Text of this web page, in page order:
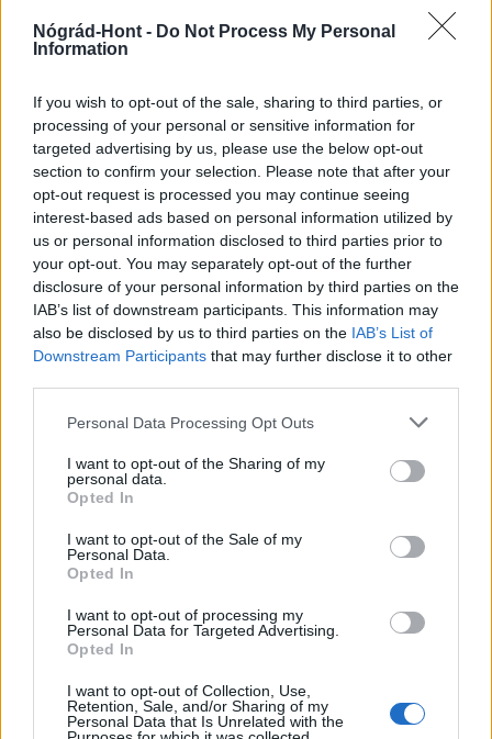
Nógrád-Hont - Do Not Process My Personal
Information
If you wish to opt-out of the sale, sharing to third parties, or
processing of your personal or sensitive information for
targeted advertising by us, please use the below opt-out
section to confirm your selection. Please note that after your
opt-out request is processed you may continue seeing
interest-based ads based on personal information utilized by
us or personal information disclosed to third parties prior to
your opt-out. You may separately opt-out of the further
disclosure of your personal information by third parties on the
IAB’s list of downstream participants. This information may
also be disclosed by us to third parties on the IAB’s List of
Downstream Participants that may further disclose it to other
Please note that this website/app uses one or more Google
not limited to your visit or usage behaviour. You may click to
grant or deny consent to Google and its third-party tags to
use your data for below specified purposes in below Google
consent section.
Personal Data Processing Opt Outs
I want to opt-out of the Sharing of my
personal data.
Opted In
I want to opt-out of the Sale of my
Personal Data.
Opted In
I want to opt-out of processing my
Personal Data for Targeted Advertising.
Opted In
I want to opt-out of Collection, Use,
Retention, Sale, and/or Sharing of my
Personal Data that Is Unrelated with the
Három meghatározó épületét is fejlesztette
Salgótarján
Helyi hírek
figyelmeztetés
MAGYAR ÉPÍTŐK